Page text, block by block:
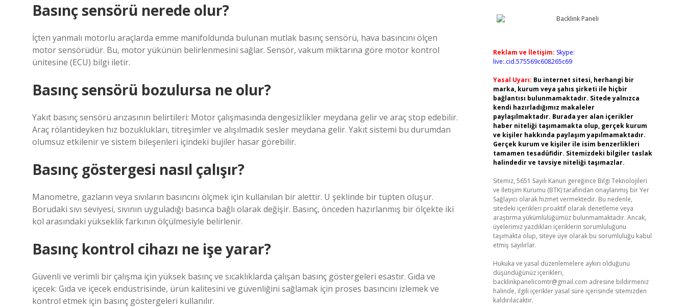
Basınç sensörü nerede olur?
İçten yanmalı motorlu araçlarda emme manifoldunda bulunan mutlak basınç sensörü, hava basıncını ölçen
motor sensörüdür. Bu, motor yükünün belirlenmesini sağlar. Sensör, vakum miktarına göre motor kontrol
ünitesine (ECU) bilgi iletir.
Basınç sensörü bozulursa ne olur?
Yakıt basınç sensörü arızasının belirtileri: Motor çalışmasında dengesizlikler meydana gelir ve araç stop edebilir.
Araç rölantideyken hız bozuklukları, titreşimler ve alışılmadık sesler meydana gelir. Yakıt sistemi bu durumdan
olumsuz etkilenir ve sistem bileşenleri içindeki bujiler hasar görebilir.
Basınç göstergesi nasıl çalışır?
Manometre, gazların veya sıvıların basıncını ölçmek için kullanılan bir alettir. U şeklinde bir tüpten oluşur.
Borudaki sıvı seviyesi, sıvının uyguladığı basınca bağlı olarak değişir. Basınç, önceden hazırlanmış bir ölçekte iki
kol arasındaki yükseklik farkının ölçülmesiyle belirlenir.
Basınç kontrol cihazı ne işe yarar?
Güvenli ve verimli bir çalışma için yüksek basınç ve sıcaklıklarda çalışan basınç göstergeleri esastır. Gıda ve
içecek: Gıda ve içecek endüstrisinde, ürün kalitesini ve güvenliğini sağlamak için proses basıncını izlemek ve
kontrol etmek için basınç göstergeleri kullanılır.
Reklam ve İletişim: Skype:
live:.cid.575569c608265c69
Yasal Uyarı: Bu internet sitesi, herhangi bir
marka, kurum veya şahıs şirketi ile hiçbir
bağlantısı bulunmamaktadır. Sitede yalnızca
kendi hazırladığımız makaleler
paylaşılmaktadır. Burada yer alan içerikler
haber niteliği taşımamakta olup, gerçek kurum
ve kişiler hakkında paylaşım yapılmamaktadır.
Gerçek kurum ve kişiler ile isim benzerlikleri
tamamen tesadüfidir. Sitemizdeki bilgiler taslak
halindedir ve tavsiye niteliği taşımazlar.
Sitemiz, 5651 Sayılı Kanun gereğince Bilgi Teknolojileri
ve İletişim Kurumu (BTK) tarafından onaylanmış bir Yer
Sağlayıcı olarak hizmet vermektedir. Bu nedenle,
sitedeki içerikleri proaktif olarak denetleme veya
araştırma yükümlülüğümüz bulunmamaktadır. Ancak,
üyelerimiz yazdıkları içeriklerin sorumluluğunu
taşımakta olup, siteye üye olarak bu sorumluluğu kabul
etmiş sayılırlar.
Hukuka ve yasal düzenlemelere aykırı olduğunu
düşündüğünüz içerikleri,
backlinkpanelicomtr@gmail.com adresine bildirmeniz
halinde, ilgili içerikler yasal süre içerisinde sitemizden
kaldırılacaktır.